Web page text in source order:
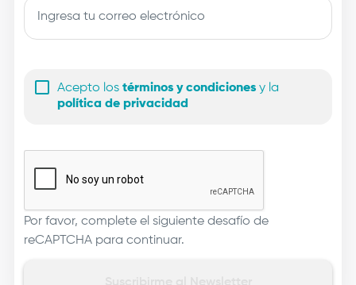
Acepto los términos y condiciones y la
política de privacidad
Por favor, complete el siguiente desafío de
reCAPTCHA para continuar.